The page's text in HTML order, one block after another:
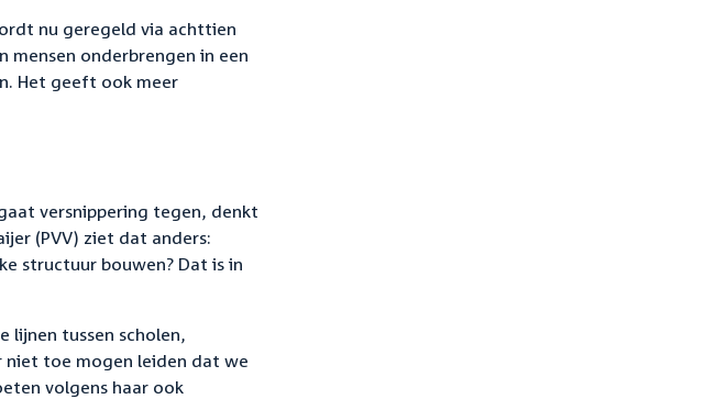
nu geregeld via achttien
mensen onderbrengen in een
Het geeft ook meer
versnippering tegen, denkt
(PVV) ziet dat anders:
structuur bouwen? Dat is in
lijnen tussen scholen,
niet toe mogen leiden dat we
volgens haar ook